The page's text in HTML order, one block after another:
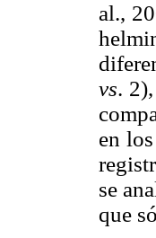
al.,
vs.
en
se
que